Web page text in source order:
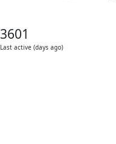
3601
Last active (days ago)